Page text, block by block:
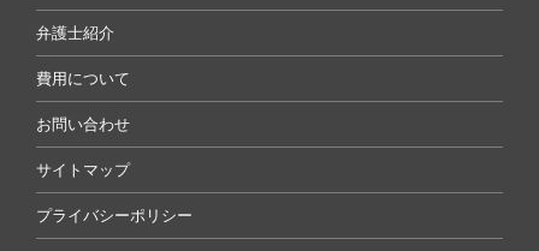
弁護士紹介
費用について
お問い合わせ
サイトマップ
プライバシーポリシー